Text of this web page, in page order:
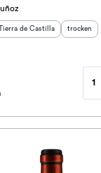
: de Castilla Geschmack
trocken
1